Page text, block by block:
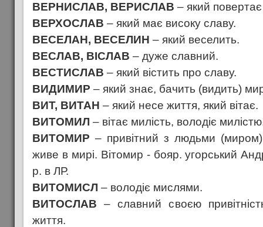
ВЕРНИСЛАВ, ВЕРИСЛАВ – який
ВЕРХОСЛАВ – який має високу славу.
ВЕСЕЛАН, ВЕСЕЛИН – який веселить.
ВЕСЛАВ, ВІСЛАВ – дуже славний.
ВЕСТИСЛАВ – який вістить про славу.
ВИДИМИР – який знає, бачить (видить)
ВИТ, ВИТАН – який несе життя, який вітає.
ВИТОМИЛ – вітає милість, володіє
ВИТОМИР – привітний з людьми
живе в мирі. Вітомир - бояр. угорський
р. в ЛР.
ВИТОМИСЛ – володіє мислями.
ВИТОСЛАВ – славний своєю
життя.